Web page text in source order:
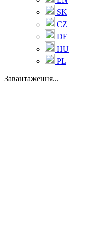
SK
CZ
DE
HU
PL
Завантаження...